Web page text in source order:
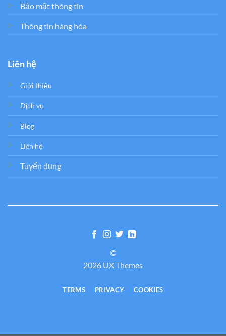
Bảo mật thông tin
Thông tin hàng hóa
Liên hệ
Giới thiệu
Dịch vụ
Blog
Liên hệ
Tuyển dụng
©
2026 UX Themes
TERMS PRIVACY COOKIES